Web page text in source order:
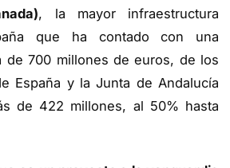
, la mayor infraestructura
que ha contado con una
de 700 millones de euros, de los
España y la Junta de Andalucía
de 422 millones, al 50% hasta